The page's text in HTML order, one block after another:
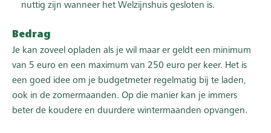
nuttig zijn wanneer het Welzijnshuis gesloten is.
Bedrag
Je kan zoveel opladen als je wil maar er geldt een minimum
van 5 euro en een maximum van 250 euro per keer. Het is
een goed idee om je budgetmeter regelmatig bij te laden,
ook in de zomermaanden. Op die manier kan je immers
beter de koudere en duurdere wintermaanden opvangen.